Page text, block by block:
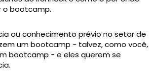
o bootcamp.
ou conhecimento prévio no setor de
um bootcamp - talvez, como você,
bootcamp - e eles querem se